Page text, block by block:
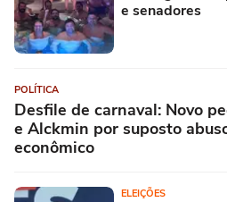
e senadores
POLÍTICA
Desfile de carnaval: Novo
e Alckmin por suposto
econômico
ELEIÇÕES